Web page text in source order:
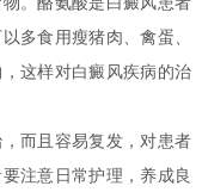
多食用瘦猪肉、禽蛋、
这样对白癜风疾病的治
而且容易复发，对患者
注意日常护理，养成良